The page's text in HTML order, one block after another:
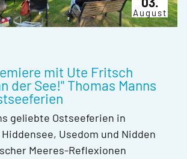
August
mit Ute Fritsch
der See!" Thomas Manns
geliebte Ostseeferien in
Usedom und Nidden
Meeres-Reflexionen